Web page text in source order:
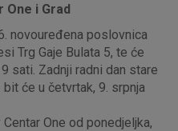
One i Grad
novouređena poslovnica
Trg Gaje Bulata 5, te će
sati. Zadnji radni dan stare
će u četvrtak, 9. srpnja
One od ponedjeljka,